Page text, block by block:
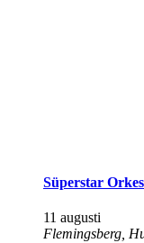
Süperstar
11 augusti
Flemingsberg,